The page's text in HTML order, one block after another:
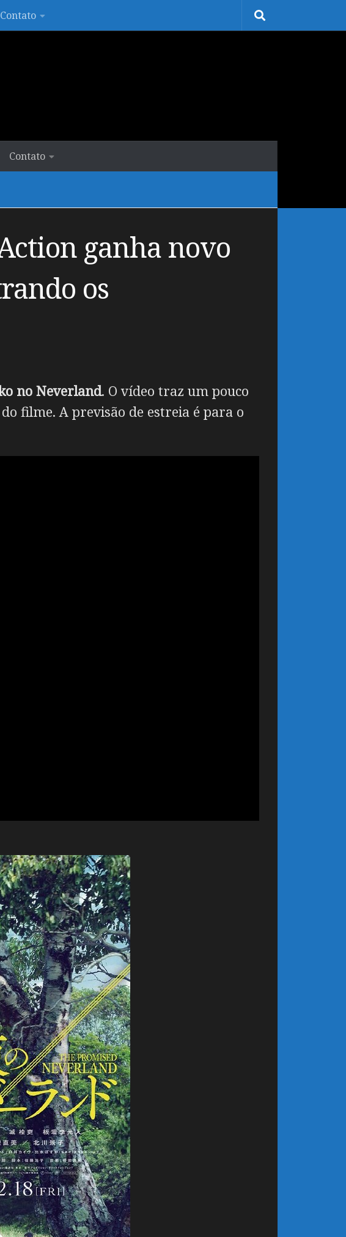
Contato
Contato
ganha novo
os
no Neverland. O vídeo traz um pouco
filme. A previsão de estreia é para o